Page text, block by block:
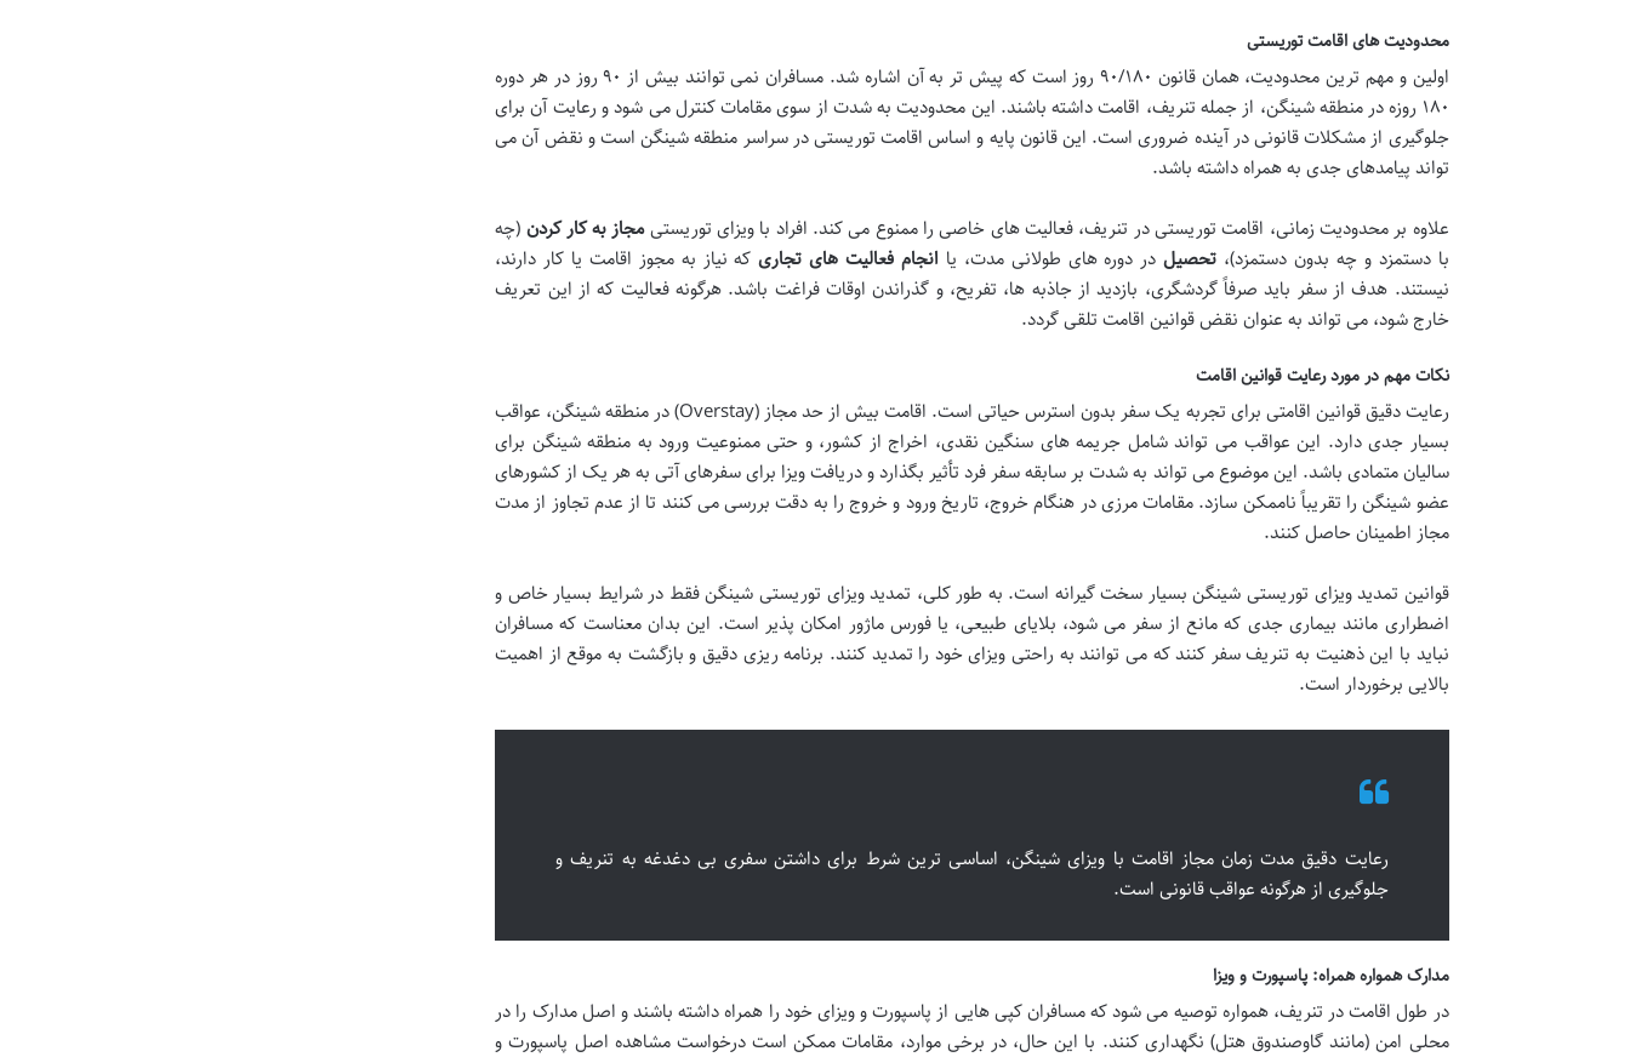
محدودیت های اقامت توریستی
اولین و مهم ترین محدودیت، همان قانون ۹۰/۱۸۰ روز است که پیش تر به آن اشاره شد. مسافران نمی توانند بیش از ۹۰ روز در هر دوره
۱۸۰ روزه در منطقه شینگن، از جمله تنریف، اقامت داشته باشند. این محدودیت به شدت از سوی مقامات کنترل می شود و رعایت آن برای
جلوگیری از مشکلات قانونی در آینده ضروری است. این قانون پایه و اساس اقامت توریستی در سراسر منطقه شینگن است و نقض آن می
تواند پیامدهای جدی به همراه داشته باشد.
علاوه بر محدودیت زمانی، اقامت توریستی در تنریف، فعالیت های خاصی را ممنوع می کند. افراد با ویزای توریستیمجاز به کار کردن (چه
با دستمزد و چه بدون دستمزد)، تحصیلدر دوره های طولانی مدت، یا انجام فعالیت های تجاریکه نیاز به مجوز اقامت یا کار دارند،
نیستند. هدف از سفر باید صرفاً گردشگری، بازدید از جاذبه ها، تفریح، و گذراندن اوقات فراغت باشد. هرگونه فعالیت که از این تعریف
خارج شود، می تواند به عنوان نقض قوانین اقامت تلقی گردد.
نکات مهم در مورد رعایت قوانین اقامت
رعایت دقیق قوانین اقامتی برای تجربه یک سفر بدون استرس حیاتی است. اقامت بیش از حد مجاز (Overstay) در منطقه شینگن، عواقب
بسیار جدی دارد. این عواقب می تواند شامل جریمه های سنگین نقدی، اخراج از کشور، و حتی ممنوعیت ورود به منطقه شینگن برای
سالیان متمادی باشد. این موضوع می تواند به شدت بر سابقه سفر فرد تأثیر بگذارد و دریافت ویزا برای سفرهای آتی به هر یک از کشورهای
عضو شینگن را تقریباً ناممکن سازد. مقامات مرزی در هنگام خروج، تاریخ ورود و خروج را به دقت بررسی می کنند تا از عدم تجاوز از مدت
مجاز اطمینان حاصل کنند.
قوانین تمدید ویزای توریستی شینگن بسیار سخت گیرانه است. به طور کلی، تمدید ویزای توریستی شینگن فقط در شرایط بسیار خاص و
اضطراری مانند بیماری جدی که مانع از سفر می شود، بلایای طبیعی، یا فورس ماژور امکان پذیر است. این بدان معناست که مسافران
نباید با این ذهنیت به تنریف سفر کنند که می توانند به راحتی ویزای خود را تمدید کنند. برنامه ریزی دقیق و بازگشت به موقع از اهمیت
بالایی برخوردار است.
رعایت دقیق مدت زمان مجاز اقامت با ویزای شینگن، اساسی ترین شرط برای داشتن سفری بی دغدغه به تنریف و
جلوگیری از هرگونه عواقب قانونی است.
مدارک همواره همراه: پاسپورت و ویزا
در طول اقامت در تنریف، همواره توصیه می شود که مسافران کپی هایی از پاسپورت و ویزای خود را همراه داشته باشند و اصل مدارک را در
محلی امن (مانند گاوصندوق هتل) نگهداری کنند. با این حال، در برخی موارد، مقامات ممکن است درخواست مشاهده اصل پاسپورت و